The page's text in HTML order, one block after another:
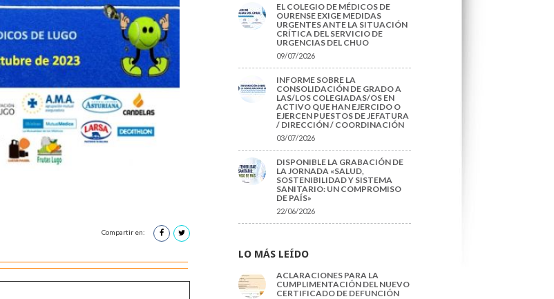
Compartir en:
EL COLEGIO DE MÉDICOS DE
OURENSE EXIGE MEDIDAS
URGENTES ANTE LA SITUACIÓN
CRÍTICA DEL SERVICIO DE
URGENCIAS DEL CHUO
09/07/2026
INFORME SOBRE LA
CONSOLIDACIÓN DE GRADO A
LAS/LOS COLEGIADAS/OS EN
ACTIVO QUE HAN EJERCIDO O
EJERCEN PUESTOS DE JEFATURA
/ DIRECCIÓN / COORDINACIÓN
03/07/2026
DISPONIBLE LA GRABACIÓN DE
LA JORNADA «SALUD,
SOSTENIBILIDAD Y SISTEMA
SANITARIO: UN COMPROMISO
DE PAÍS»
22/06/2026
LO MÁS LEÍDO
ACLARACIONES PARA LA
CUMPLIMENTACIÓN DEL NUEVO
CERTIFICADO DE DEFUNCIÓN